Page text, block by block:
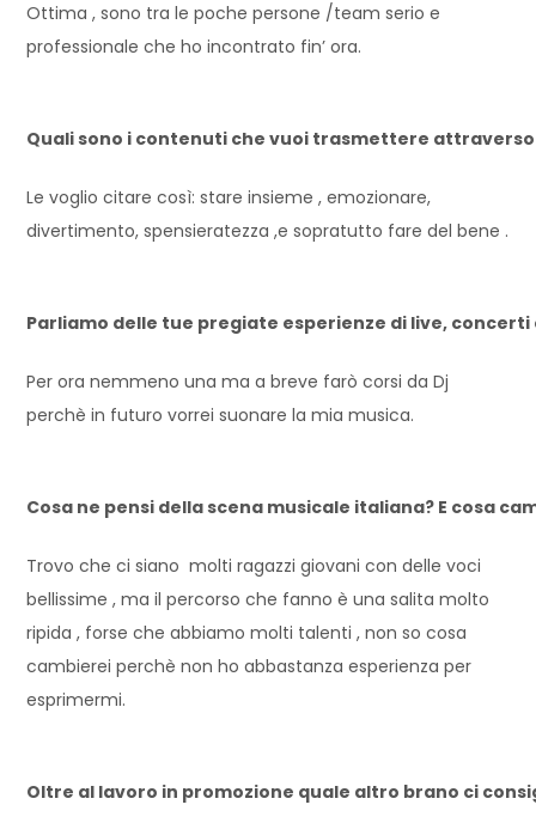
Ottima , sono tra le poche persone /team serio e
professionale che ho incontrato fin’ ora.
Quali sono i contenuti che vuoi trasmettere
Le voglio citare così: stare insieme , emozionare,
divertimento, spensieratezza ,e sopratutto fare del bene .
Parliamo delle tue pregiate esperienze di live, concerti
Per ora nemmeno una ma a breve farò corsi da Dj
perchè in futuro vorrei suonare la mia musica.
Cosa ne pensi della scena musicale italiana? E cosa
Trovo che ci siano molti ragazzi giovani con delle voci
bellissime , ma il percorso che fanno è una salita molto
ripida , forse che abbiamo molti talenti , non so cosa
cambierei perchè non ho abbastanza esperienza per
esprimermi.
Oltre al lavoro in promozione quale altro brano ci